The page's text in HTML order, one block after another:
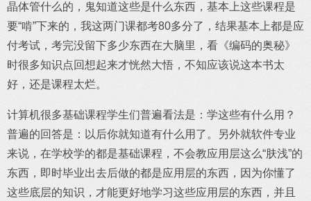
晶体管什么的，鬼知道这些是什么东西，基本上这些课程是
要“啃”下来的，我这两门课都考80多分了，结果基本上都是应
付考试，考完没留下多少东西在大脑里，看《编码的奥秘》
时很多知识点回想起来才恍然大悟，不知应该说这本书太
好，还是课程太烂。
计算机很多基础课程学生们普遍看法是：学这些有什么用？
普遍的回答是：以后你就知道有什么用了。另外就软件专业
来说，在学校学的都是基础课程，不会教应用层这么“肤浅”的
东西，即时毕业出去后做的都是应用层的东西，因为你懂了
这些底层的知识，才能更好地学习这些应用层的东西，并且